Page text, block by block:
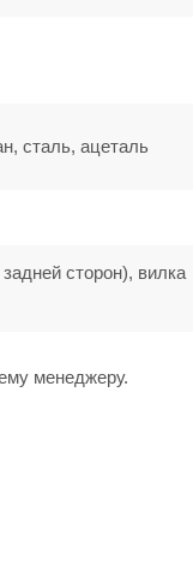
сталь, ацеталь
сторон), вилка
менеджеру.